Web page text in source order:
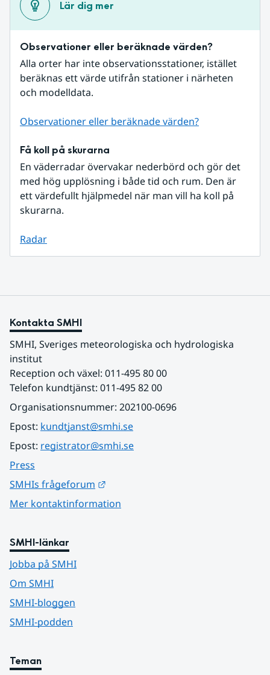
Lär dig mer
Observationer eller beräknade värden?
Alla orter har inte observationsstationer, istället
beräknas ett värde utifrån stationer i närheten
och modelldata.
Observationer eller beräknade värden?
Få koll på skurarna
En väderradar övervakar nederbörd och gör det
med hög upplösning i både tid och rum. Den är
ett värdefullt hjälpmedel när man vill ha koll på
skurarna.
Radar
Kontakta SMHI
SMHI, Sveriges meteorologiska och hydrologiska
institut
Reception och växel: 011-495 80 00
Telefon kundtjänst: 011-495 82 00
Organisationsnummer: 202100-0696
Epost: kundtjanst@smhi.se
Epost: registrator@smhi.se
Press
SMHIs frågeforum
Mer kontaktinformation
SMHI-länkar
Jobba på SMHI
Om SMHI
SMHI-bloggen
SMHI-podden
Teman